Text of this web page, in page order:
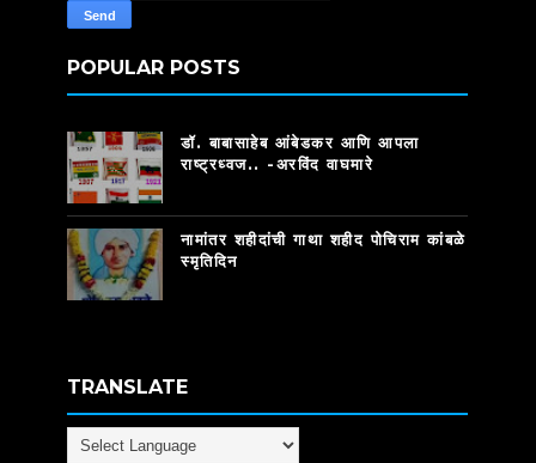
POPULAR POSTS
डॉ. बाबासाहेब आंबेडकर आणि आपला
राष्ट्रध्वज.. -अरविंद वाघमारे
नामांतर शहीदांची गाथा शहीद पोचिराम कांबळे
स्मृतिदिन
TRANSLATE